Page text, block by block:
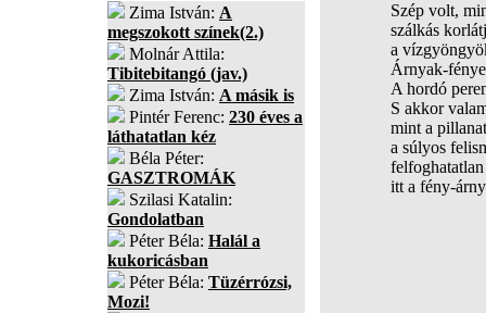
Zima István: A
megszokott színek(2.)
Molnár Attila:
Tibitebitangó (jav.)
Zima István: A másik is
Pintér Ferenc: 230 éves a
láthatatlan kéz
Béla Péter:
GASZTROMÁK
Szilasi Katalin:
Gondolatban
Péter Béla: Halál a
kukoricásban
Péter Béla: Tüzérrózsi,
Mozi!
Szép volt,
szálkás
a
Árnyak-
A hordó
S akkor
mint a
a súlyos
itt a fény-